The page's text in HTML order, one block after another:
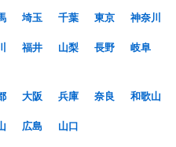
埼玉 千葉 東京
神奈川
福井 山梨 長野
岐阜
大阪 兵庫 奈良
和歌山
広島
山口